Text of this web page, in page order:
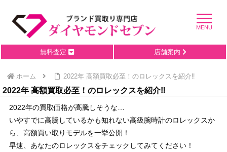
無料査定 店舗案内
ホーム 2022年 高額買取必至！のロレックスを紹介‼
2022年 高額買取必至！のロレックスを紹介‼
2022年の買取価格が高騰しそうな…
いやすでに高騰しているかも知れない高級腕時計のロレックスか
ら、高額買い取りモデルを一挙公開！
早速、あなたのロレックスをチェックしてみてください！